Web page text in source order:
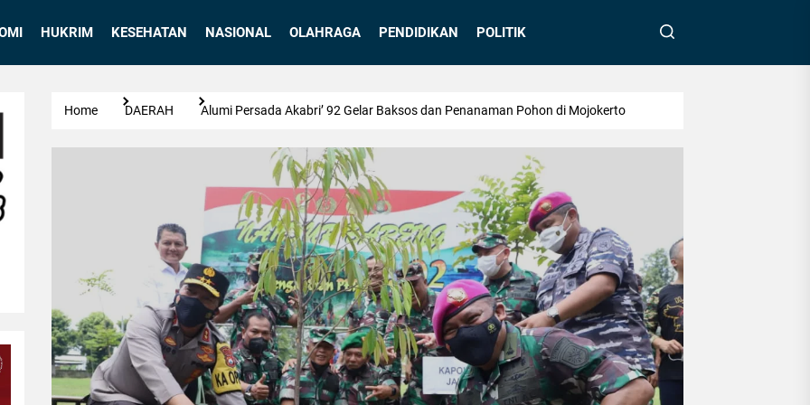
HUKRIM KESEHATAN NASIONAL OLAHRAGA PENDIDIKAN POLITIK
Home DAERAH Alumi Persada Akabri’ 92 Gelar Baksos dan Penanaman Pohon di Mojokerto